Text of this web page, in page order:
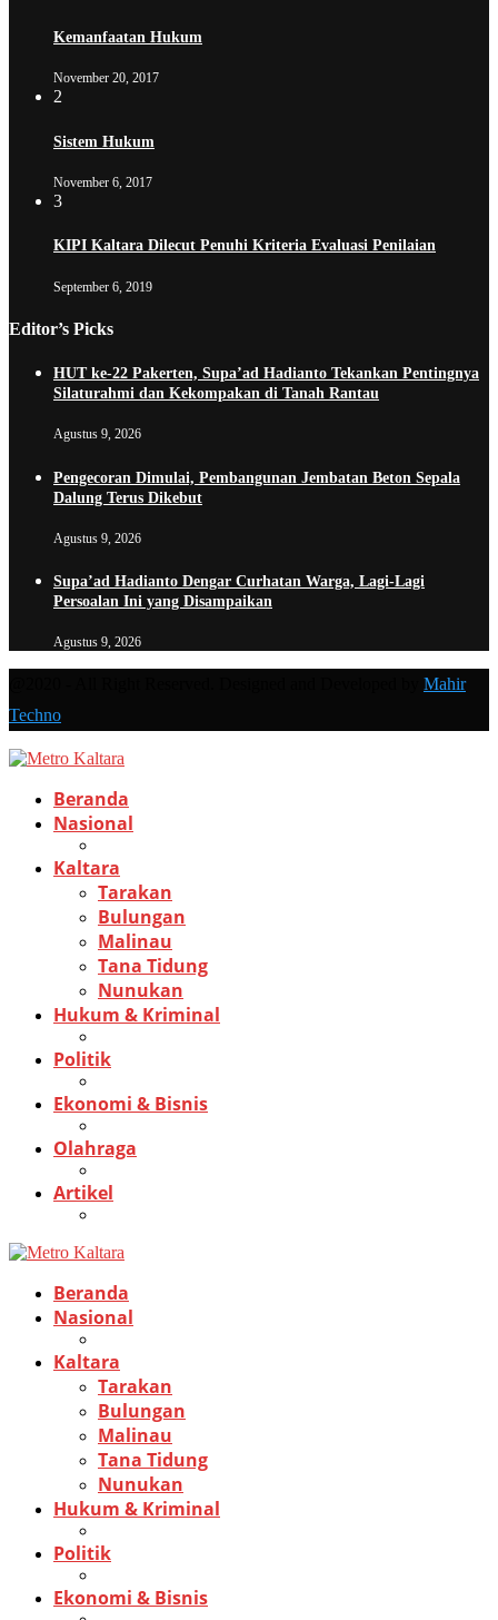
Kemanfaatan Hukum
November 20, 2017
2
Sistem Hukum
November 6, 2017
3
KIPI Kaltara Dilecut Penuhi Kriteria Evaluasi Penilaian
September 6, 2019
Editor’s Picks
HUT ke-22 Pakerten, Supa’ad Hadianto Tekankan Pentingnya
Silaturahmi dan Kekompakan di Tanah Rantau
Agustus 9, 2026
Pengecoran Dimulai, Pembangunan Jembatan Beton Sepala
Dalung Terus Dikebut
Agustus 9, 2026
Supa’ad Hadianto Dengar Curhatan Warga, Lagi-Lagi
Persoalan Ini yang Disampaikan
Agustus 9, 2026
Mahir
Techno
Beranda
Nasional
Kaltara
Tarakan
Bulungan
Malinau
Tana Tidung
Nunukan
Hukum & Kriminal
Politik
Ekonomi & Bisnis
Olahraga
Artikel
Beranda
Nasional
Kaltara
Tarakan
Bulungan
Malinau
Tana Tidung
Nunukan
Hukum & Kriminal
Politik
Ekonomi & Bisnis